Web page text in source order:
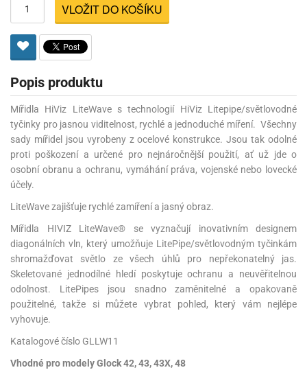
VLOŽIT DO KOŠÍKU
Popis produktu
Mířidla HiViz LiteWave s technologií HiViz Litepipe/světlovodné
tyčinky pro jasnou viditelnost, rychlé a jednoduché míření. Všechny
sady mířidel jsou vyrobeny z ocelové konstrukce. Jsou tak odolné
proti poškození a určené pro nejnáročnější použití, ať už jde o
osobní obranu a ochranu, vymáhání práva, vojenské nebo lovecké
účely.
LiteWave zajišťuje rychlé zamíření a jasný obraz.
Mířidla HIVIZ LiteWave® se vyznačují inovativním designem
diagonálních vln, který umožňuje LitePipe/světlovodným tyčinkám
shromažďovat světlo ze všech úhlů pro nepřekonatelný jas.
Skeletované jednodílné hledí poskytuje ochranu a neuvěřitelnou
odolnost. LitePipes jsou snadno zaměnitelné a opakovaně
použitelné, takže si můžete vybrat pohled, který vám nejlépe
vyhovuje.
Katalogové číslo GLLW11
Vhodné pro modely Glock 42, 43, 43X, 48